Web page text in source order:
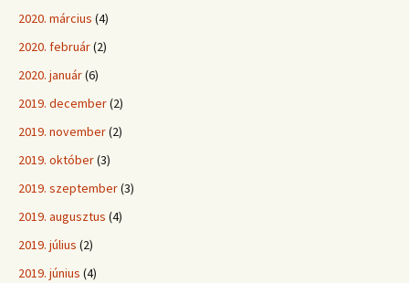
2020. március (4)
2020. február(2)
2020. január(6)
2019. december(2)
2019. november(2)
2019. október(3)
2019. szeptember(3)
2019. augusztus (4)
2019. július (2)
2019. június (4)